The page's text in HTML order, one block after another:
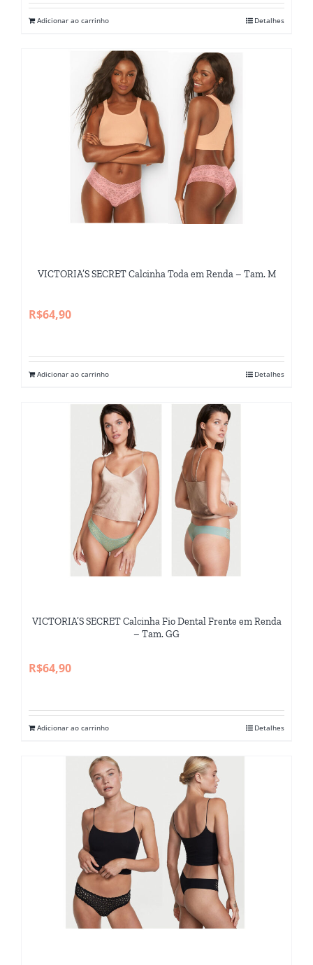
Adicionar ao carrinho Detalhes
VICTORIA’S SECRET Calcinha Toda em Renda – Tam. M
R$64,90
Adicionar ao carrinho Detalhes
VICTORIA’S SECRET Calcinha Fio Dental Frente em Renda
– Tam. GG
R$64,90
Adicionar ao carrinho Detalhes